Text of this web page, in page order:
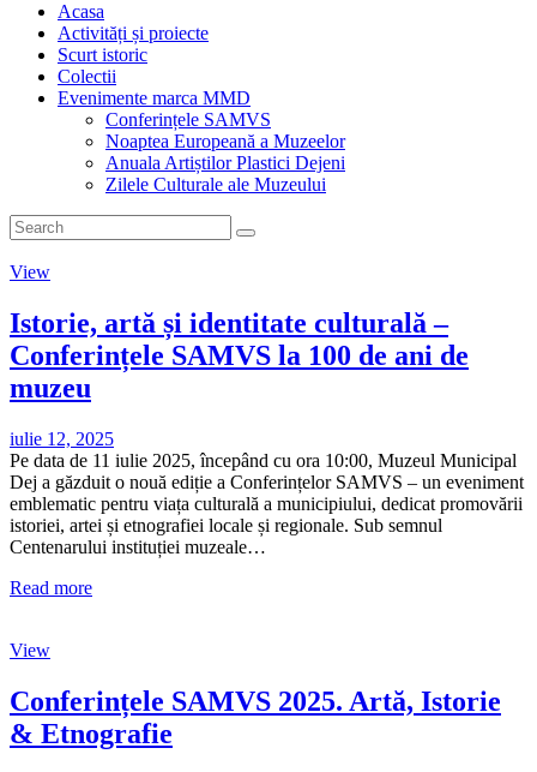
Acasa
Activități și proiecte
Scurt istoric
Colectii
Evenimente marca MMD
Conferințele SAMVS
Noaptea Europeană a Muzeelor
Anuala Artiștilor Plastici Dejeni
Zilele Culturale ale Muzeului
View
Istorie, artă și identitate culturală –
Conferințele SAMVS la 100 de ani de
muzeu
iulie 12, 2025
Pe data de 11 iulie 2025, începând cu ora 10:00, Muzeul Municipal
Dej a găzduit o nouă ediție a Conferințelor SAMVS – un eveniment
emblematic pentru viața culturală a municipiului, dedicat promovării
istoriei, artei și etnografiei locale și regionale. Sub semnul
Centenarului instituției muzeale…
Read more
View
Conferințele SAMVS 2025. Artă, Istorie
& Etnografie